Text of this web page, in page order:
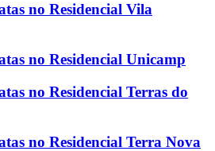
no Residencial Vila
no Residencial Unicamp
no Residencial Terras do
no Residencial Terra Nova